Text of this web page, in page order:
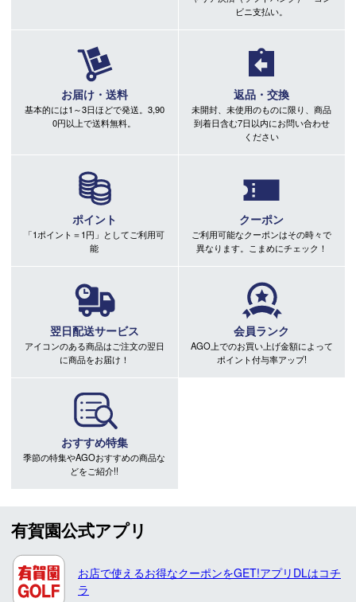
ビニ支払い。
お届け・送料
基本的には1～3日ほどで発送。3,90
0円以上で送料無料。
返品・交換
未開封、未使用のものに限り、商品
到着日含む7日以内にお問い合わせ
ください
ポイント
「1ポイント＝1円」としてご利用可
能
クーポン
ご利用可能なクーポンはその時々で
異なります。こまめにチェック！
翌日配送サービス
アイコンのある商品はご注文の翌日
に商品をお届け！
会員ランク
AGO上でのお買い上げ金額によって
ポイント付与率アップ!
おすすめ特集
季節の特集やAGOおすすめの商品な
どをご紹介!!
有賀園公式アプリ
お店で使えるお得なクーポンをGET!アプリDLはコチ
ラ